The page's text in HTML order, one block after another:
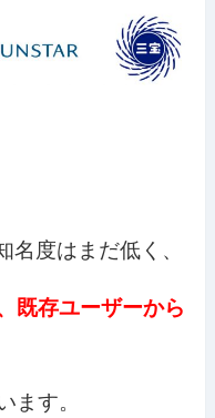
度はまだ低く、
既存ユーザーから
ます。